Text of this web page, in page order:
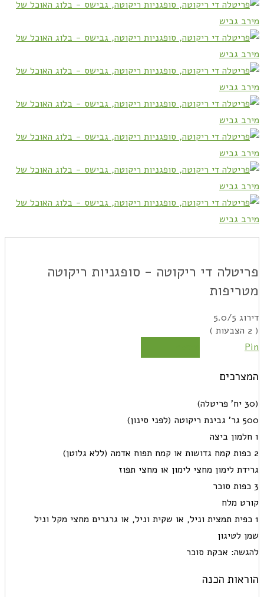
פריטלה די ריקוטה - סופגניות ריקוטה
מטריפות
דירוג 5.0/5
(
2 הצבעות )
Pin
המצרכים
(30 יח' פריטלה)
500 גר' גבינת ריקוטה (לפני סינון)
1 חלמון ביצה
2 כפות קמח גדושות או קמח תפוח אדמה (ללא גלוטן)
גרידת לימון מחצי לימון או מחצי תפוז
3 כפות סוכר
קורט מלח
1 כפית תמצית וניל, או שקית וניל, או גרגרים מחצי מקל וניל
שמן לטיגון
להגשה: אבקת סוכר
הוראות הכנה